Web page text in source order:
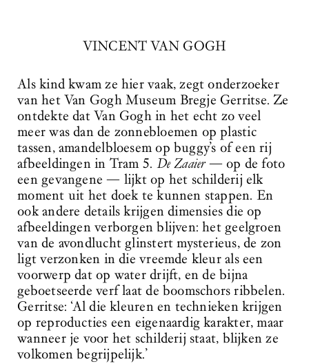
VINCENT VAN GOGH
Als kind kwam ze hier vaak, zegt onderzoeker
van het Van Gogh Museum Bregje Gerritse. Ze
ontdekte dat Van Gogh in het echt zo veel
meer was dan de zonnebloemen op plastic
tassen, amandelbloesem op buggy’s of een rij
afbeeldingen in Tram 5. De Zaaier— op de foto
een gevangene — lijkt op het schilderij elk
moment uit het doek te kunnen stappen. En
ook andere details krijgen dimensies die op
afbeeldingen verborgen blijven: het geelgroen
van de avondlucht glinstert mysterieus, de zon
ligt verzonken in die vreemde kleur als een
voorwerp dat op water drijft, en de bijna
geboetseerde verf laat de boomschors ribbelen.
Gerritse: ‘Al die kleuren en technieken krijgen
op reproducties een eigenaardig karakter, maar
wanneer je voor het schilderij staat, blijken ze
volkomen begrijpelijk.’